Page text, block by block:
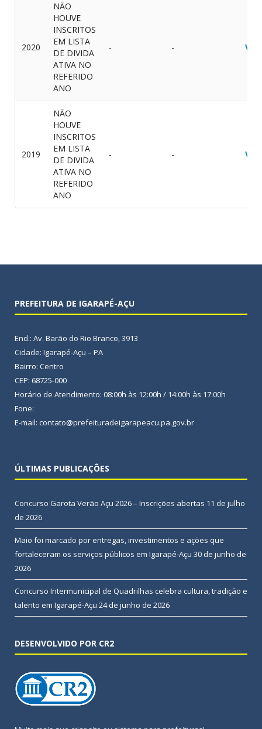
2020
NÃO
HOUVE
INSCRITOS
EM LISTA
DE DIVIDA
ATIVA NO
REFERIDO
ANO
- - VER
2019
NÃO
HOUVE
INSCRITOS
EM LISTA
DE DIVIDA
ATIVA NO
REFERIDO
ANO
- - VER
PREFEITURA DE IGARAPÉ-AÇU
End.: Av. Barão do Rio Branco, 3913
Cidade: Igarapé-Açu – PA
Bairro: Centro
CEP: 68725-000
Horário de Atendimento: 08:00h às 12:00h / 14:00h às 17:00h
Fone:
E-mail: contato@prefeituradeigarapeacu.pa.gov.br
ÚLTIMAS PUBLICAÇÕES
Concurso Garota Verão Açu 2026 – Inscrições abertas 11 de julho
de 2026
Maio foi marcado por entregas, investimentos e ações que
fortaleceram os serviços públicos em Igarapé-Açu 30 de junho de
2026
Concurso Intermunicipal de Quadrilhas celebra cultura, tradição e
talento em Igarapé-Açu 24 de junho de 2026
DESENVOLVIDO POR CR2